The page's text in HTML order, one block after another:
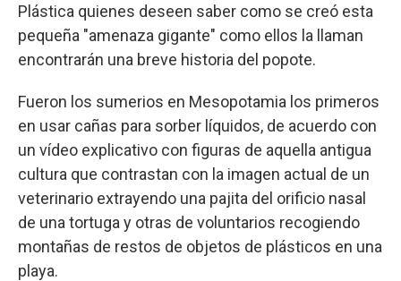
Plástica quienes deseen saber como se creó esta
pequeña "amenaza gigante" como ellos la llaman
encontrarán una breve historia del popote.
Fueron los sumerios en Mesopotamia los primeros
en usar cañas para sorber líquidos, de acuerdo con
un vídeo explicativo con figuras de aquella antigua
cultura que contrastan con la imagen actual de un
veterinario extrayendo una pajita del orificio nasal
de una tortuga y otras de voluntarios recogiendo
montañas de restos de objetos de plásticos en una
playa.